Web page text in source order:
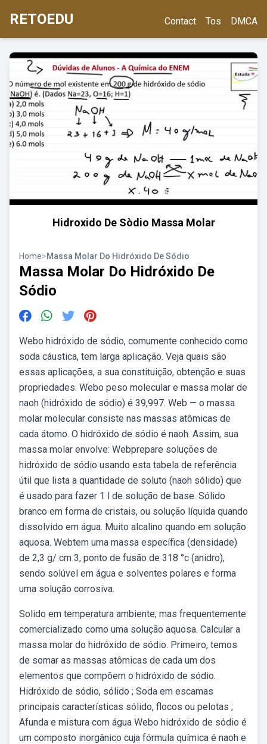
RETOEDU Contact Tos DMCA
Hidroxido De Sòdio Massa Molar
Home>Massa Molar Do Hidróxido De Sódio
Massa Molar Do Hidróxido De
Sódio
Webo hidróxido de sódio, comumente conhecido como
soda cáustica, tem larga aplicação. Veja quais são
essas aplicações, a sua constituição, obtenção e suas
propriedades. Webo peso molecular e massa molar de
naoh (hidróxido de sódio) é 39,997. Web — o massa
molar molecular consiste nas massas atômicas de
cada átomo. O hidróxido de sódio é naoh. Assim, sua
massa molar envolve: Webprepare soluções de
hidróxido de sódio usando esta tabela de referência
útil que lista a quantidade de soluto (naoh sólido) que
é usado para fazer 1 l de solução de base. Sólido
branco em forma de cristais, ou solução líquida quando
dissolvido em água. Muito alcalino quando em solução
aquosa. Webtem uma massa específica (densidade)
de 2,3 g/ cm 3, ponto de fusão de 318 °c (anidro),
sendo solúvel em água e solventes polares e forma
uma solução corrosiva.
Solido em temperatura ambiente, mas frequentemente
comercializado como uma solução aquosa. Calcular a
massa molar do hidróxido de sódio. Primeiro, temos
de somar as massas atômicas de cada um dos
elementos que compõem o hidróxido de sódio.
Hidróxido de sódio, sólido ; Soda em escamas
principais características sólido, flocos ou pelotas ;
Afunda e mistura com água Webo hidróxido de sódio é
um composto inorgânico cuja fórmula química é naoh e